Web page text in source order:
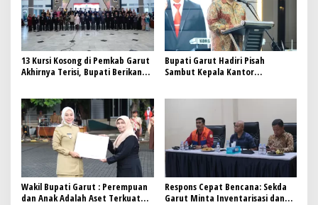
13 Kursi Kosong di Pemkab Garut
Akhirnya Terisi, Bupati Berikan
Bupati Garut Hadiri Pisah
Sambut Kepala Kantor
Wakil Bupati Garut : Perempuan
dan Anak Adalah Aset Terkuat
Respons Cepat Bencana: Sekda
Garut Minta Inventarisasi dan